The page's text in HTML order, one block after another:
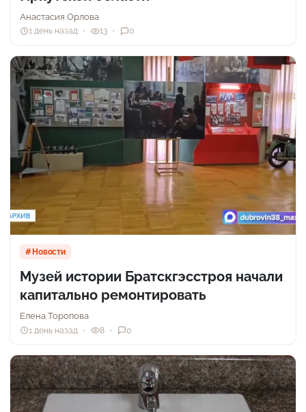
Анастасия Орлова
1 день назад 13 0
Новости
Музей истории Братскгэсстроя начали
капитально ремонтировать
Елена Торопова
1 день назад 8 0